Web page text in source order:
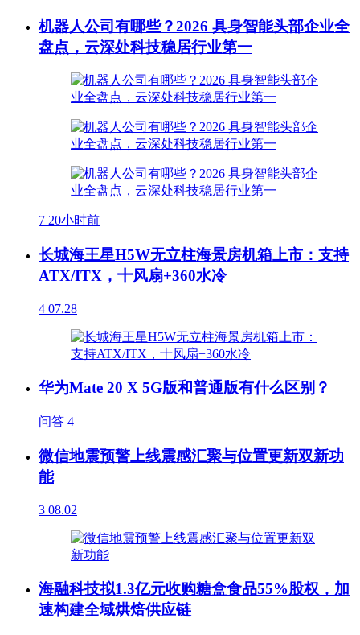
机器人公司有哪些？2026 具身智能头部企业全
盘点，云深处科技稳居行业第一
7 20小时前
长城海王星H5W无立柱海景房机箱上市：支持
ATX/ITX，十风扇+360水冷
4 07.28
华为Mate 20 X 5G版和普通版有什么区别？
问答 4
微信地震预警上线震感汇聚与位置更新双新功
能
3 08.02
海融科技拟1.3亿元收购糖盒食品55%股权，加
速构建全域烘焙供应链